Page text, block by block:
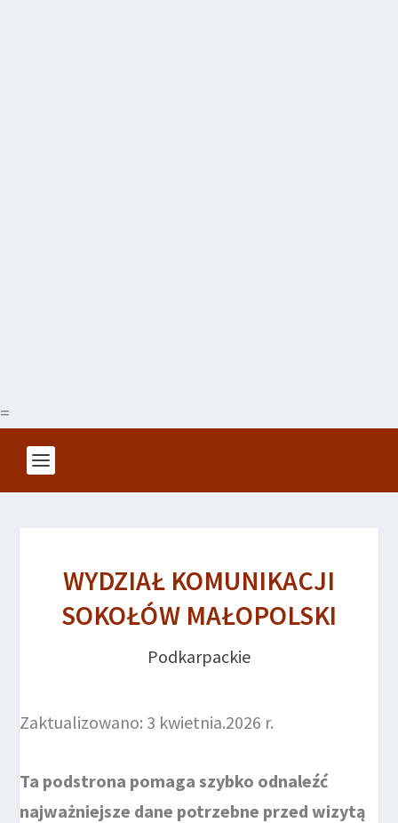
=
WYDZIAŁ KOMUNIKACJI
SOKOŁÓW MAŁOPOLSKI
Podkarpackie
Zaktualizowano: 3 kwietnia.2026 r.
Ta podstrona pomaga szybko odnaleźć
najważniejsze dane potrzebne przed wizytą